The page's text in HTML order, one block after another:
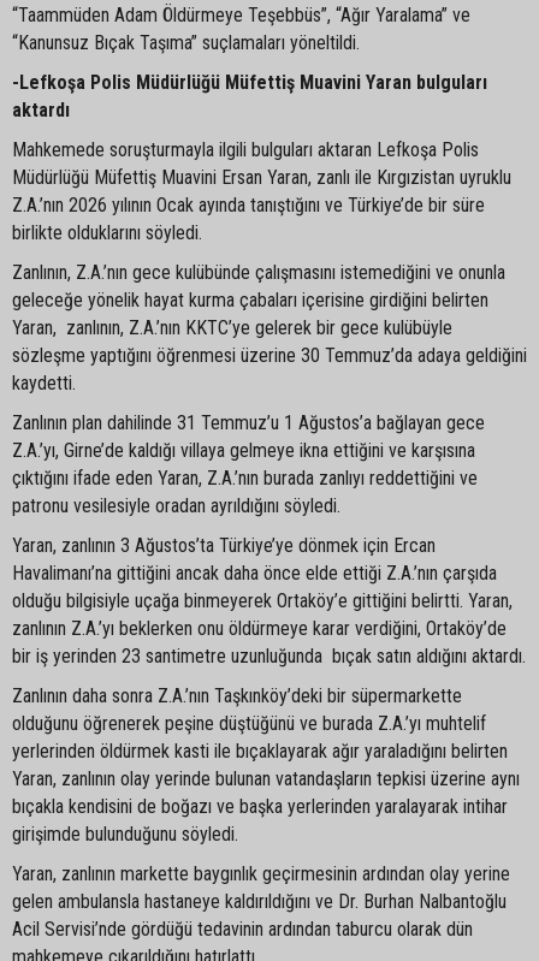
“Taammüden Adam Öldürmeye Teşebbüs”, “Ağır Yaralama” ve
“Kanunsuz Bıçak Taşıma” suçlamaları yöneltildi.
-Lefkoşa Polis Müdürlüğü Müfettiş Muavini Yaran bulguları
aktardı
Mahkemede soruşturmayla ilgili bulguları aktaran Lefkoşa Polis
Müdürlüğü Müfettiş Muavini Ersan Yaran, zanlı ile Kırgızistan uyruklu
Z.A.’nın 2026 yılının Ocak ayında tanıştığını ve Türkiye’de bir süre
birlikte olduklarını söyledi.
Zanlının, Z.A.’nın gece kulübünde çalışmasını istemediğini ve onunla
geleceğe yönelik hayat kurma çabaları içerisine girdiğini belirten
Yaran, zanlının, Z.A.’nın KKTC’ye gelerek bir gece kulübüyle
sözleşme yaptığını öğrenmesi üzerine 30 Temmuz’da adaya geldiğini
kaydetti.
Zanlının plan dahilinde 31 Temmuz’u 1 Ağustos’a bağlayan gece
Z.A.’yı, Girne’de kaldığı villaya gelmeye ikna ettiğini ve karşısına
çıktığını ifade eden Yaran, Z.A.’nın burada zanlıyı reddettiğini ve
patronu vesilesiyle oradan ayrıldığını söyledi.
Yaran, zanlının 3 Ağustos’ta Türkiye’ye dönmek için Ercan
Havalimanı’na gittiğini ancak daha önce elde ettiği Z.A.’nın çarşıda
olduğu bilgisiyle uçağa binmeyerek Ortaköy’e gittiğini belirtti. Yaran,
zanlının Z.A.’yı beklerken onu öldürmeye karar verdiğini, Ortaköy’de
bir iş yerinden 23 santimetre uzunluğunda bıçak satın aldığını aktardı.
Zanlının daha sonra Z.A.’nın Taşkınköy’deki bir süpermarkette
olduğunu öğrenerek peşine düştüğünü ve burada Z.A.’yı muhtelif
yerlerinden öldürmek kasti ile bıçaklayarak ağır yaraladığını belirten
Yaran, zanlının olay yerinde bulunan vatandaşların tepkisi üzerine aynı
bıçakla kendisini de boğazı ve başka yerlerinden yaralayarak intihar
girişimde bulunduğunu söyledi.
Yaran, zanlının markette baygınlık geçirmesinin ardından olay yerine
gelen ambulansla hastaneye kaldırıldığını ve Dr. Burhan Nalbantoğlu
Acil Servisi’nde gördüğü tedavinin ardından taburcu olarak dün